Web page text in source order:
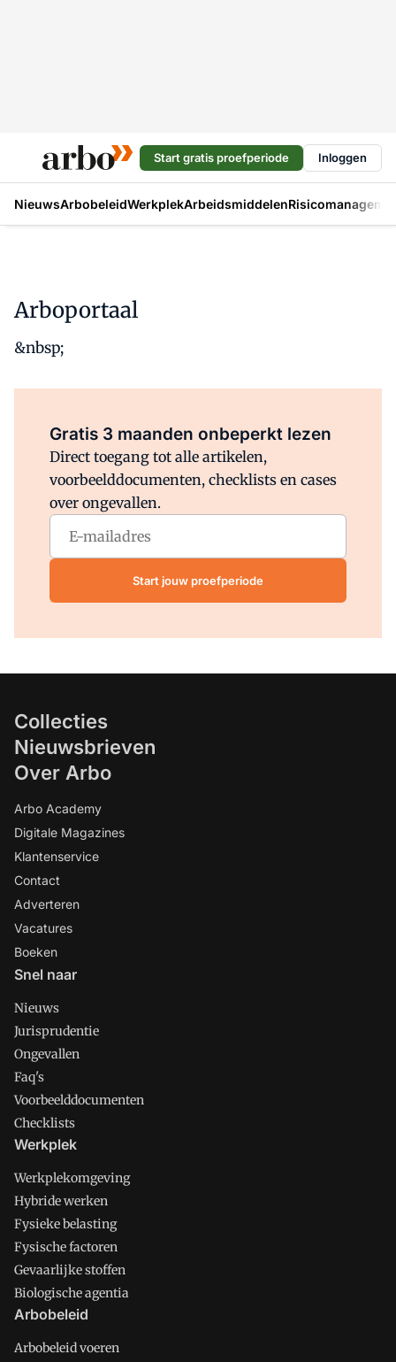
Start gratis proefperiode Inloggen
NieuwsArbobeleidWerkplekArbeidsmiddelen
Arboportaal
&nbsp;
Gratis 3 maanden onbeperkt lezen
Direct toegang tot alle artikelen,
voorbeelddocumenten, checklists en cases
over ongevallen.
Start jouw proefperiode
Collecties
Nieuwsbrieven
Over Arbo
Arbo Academy
Digitale Magazines
Klantenservice
Contact
Adverteren
Vacatures
Boeken
Snel naar
Nieuws
Jurisprudentie
Ongevallen
Faq's
Voorbeelddocumenten
Checklists
Werkplek
Werkplekomgeving
Hybride werken
Fysieke belasting
Fysische factoren
Gevaarlijke stoffen
Biologische agentia
Arbobeleid
Arbobeleid voeren